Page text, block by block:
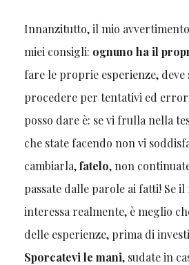
Innanzitutto, il mio
miei consigli: ognuno ha il
fare le proprie esperienze, deve
procedere per tentativi ed
posso dare è: se vi frulla nella
che state facendo non vi
cambiarla,fatelo, non
passate dalle parole ai fatti! Se
interessa realmente, è meglio
delle esperienze, prima di
Sporcatevi le mani, sudate in